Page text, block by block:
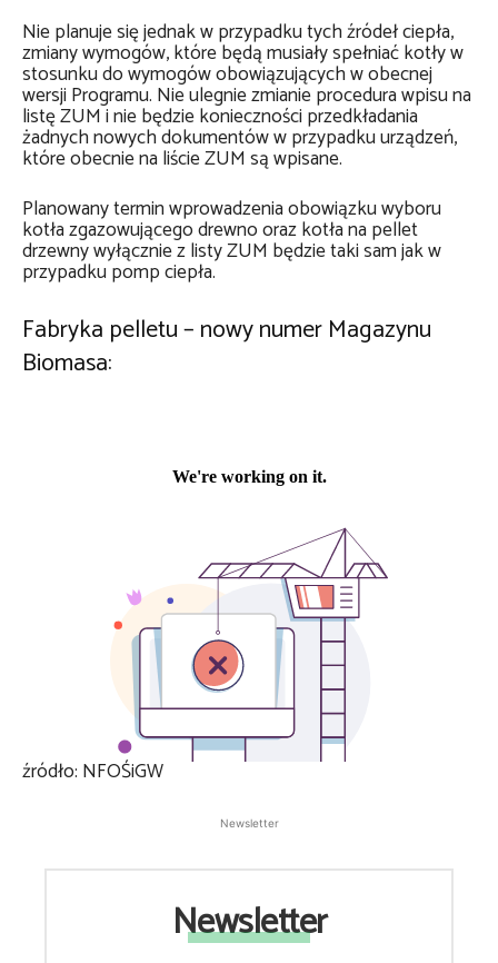
Nie planuje się jednak w przypadku tych źródeł ciepła,
zmiany wymogów, które będą musiały spełniać kotły w
stosunku do wymogów obowiązujących w obecnej
wersji Programu. Nie ulegnie zmianie procedura wpisu na
listę ZUM i nie będzie konieczności przedkładania
żadnych nowych dokumentów w przypadku urządzeń,
które obecnie na liście ZUM są wpisane.
Planowany termin wprowadzenia obowiązku wyboru
kotła zgazowującego drewno oraz kotła na pellet
drzewny wyłącznie z listy ZUM będzie taki sam jak w
przypadku pomp ciepła.
Fabryka pelletu – nowy numer Magazynu
Biomasa:
źródło: NFOŚiGW
Newsletter
Newsletter